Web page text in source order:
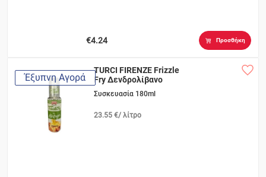
€4.24 Προσθήκη
Έξυπνη Αγορά
TURCI FIRENZE Frizzle
Fry Δενδρολίβανο
Συσκευασία 180ml
23.55 €/ λίτρο